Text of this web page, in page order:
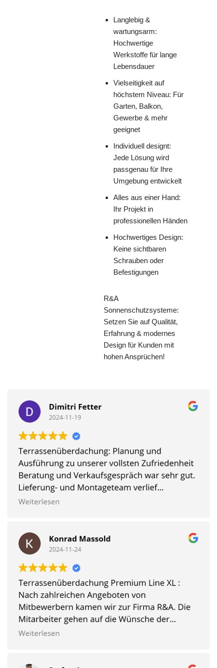
Langlebig &
wartungsarm:
Hochwertige
Werkstoffe für lange
Lebensdauer
Vielseitigkeit auf
höchstem Niveau: Für
Garten, Balkon,
Gewerbe & mehr
geeignet
Individuell designt:
Jede Lösung wird
passgenau für Ihre
Umgebung entwickelt
Alles aus einer Hand:
Ihr Projekt in
professionellen Händen
Hochwertiges Design:
Keine sichtbaren
Schrauben oder
Befestigungen
R&A
Sonnenschutzsysteme:
Setzen Sie auf Qualität,
Erfahrung & modernes
Design für Kunden mit
hohen Ansprüchen!